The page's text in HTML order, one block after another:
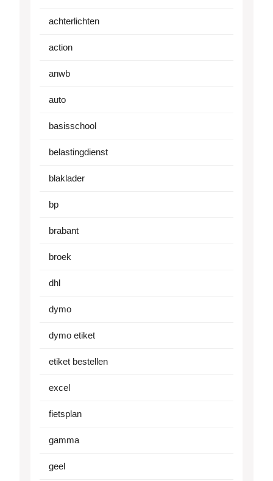
achterlichten
action
anwb
auto
basisschool
belastingdienst
blaklader
bp
brabant
broek
dhl
dymo
dymo etiket
etiket bestellen
excel
fietsplan
gamma
geel